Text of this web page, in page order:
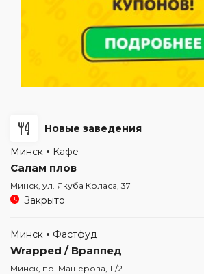
Новые заведения
Минск
Кафе
Салам плов
Минск, ул. Якуба Коласа, 37
Закрыто
Минск Фастфуд
Wrapped / Враппед
Минск, пр. Машерова, 11/2